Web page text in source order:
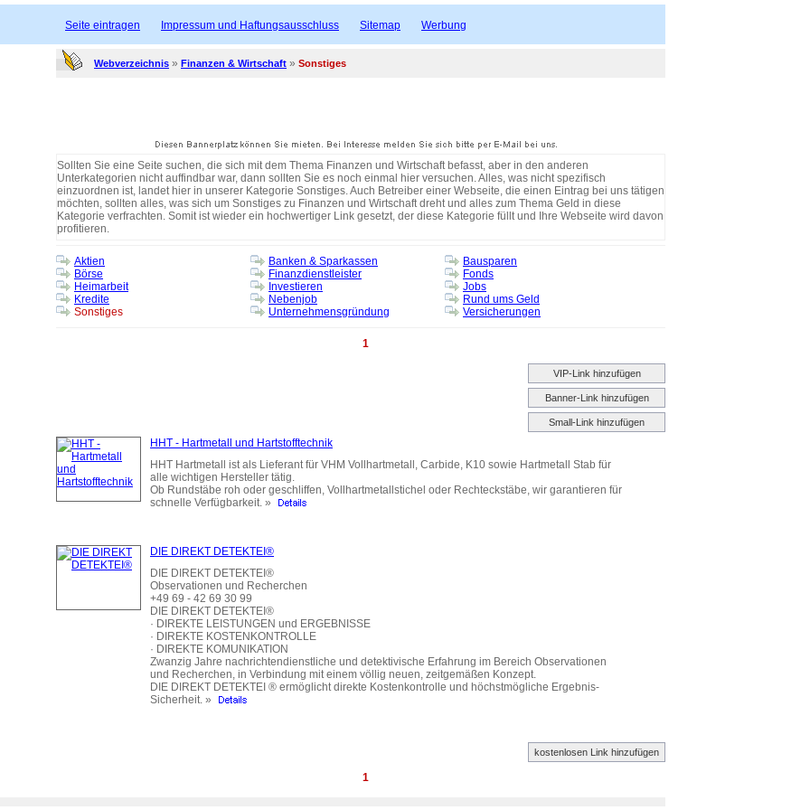
Seite eintragen Impressum und Haftungsausschluss Sitemap Werbung
Webverzeichnis » Finanzen & Wirtschaft » Sonstiges
Sollten Sie eine Seite suchen, die sich mit dem Thema Finanzen und Wirtschaft befasst, aber in den anderen
Unterkategorien nicht auffindbar war, dann sollten Sie es noch einmal hier versuchen. Alles, was nicht spezifisch
einzuordnen ist, landet hier in unserer Kategorie Sonstiges. Auch Betreiber einer Webseite, die einen Eintrag bei uns tätigen
möchten, sollten alles, was sich um Sonstiges zu Finanzen und Wirtschaft dreht und alles zum Thema Geld in diese
Kategorie verfrachten. Somit ist wieder ein hochwertiger Link gesetzt, der diese Kategorie füllt und Ihre Webseite wird davon
profitieren.
Aktien Banken & Sparkassen
Bausparen
Börse
Finanzdienstleister
Fonds
Heimarbeit
Investieren
Jobs
Kredite
Nebenjob
Rund ums Geld
Sonstiges
Unternehmensgründung Versicherungen
1
VIP-Link hinzufügen
Banner-Link hinzufügen
Small-Link hinzufügen
HHT - Hartmetall und Hartstofftechnik
HHT Hartmetall ist als Lieferant für VHM Vollhartmetall, Carbide, K10 sowie Hartmetall Stab für
alle wichtigen Hersteller tätig.
Ob Rundstäbe roh oder geschliffen, Vollhartmetallstichel oder Rechteckstäbe, wir garantieren für
schnelle Verfügbarkeit. »
DIE DIREKT DETEKTEI®
DIE DIREKT DETEKTEI®
Observationen und Recherchen
+49 69 - 42 69 30 99
DIE DIREKT DETEKTEI®
· DIREKTE LEISTUNGEN und ERGEBNISSE
· DIREKTE KOSTENKONTROLLE
· DIREKTE KOMUNIKATION
Zwanzig Jahre nachrichtendienstliche und detektivische Erfahrung im Bereich Observationen
und Recherchen, in Verbindung mit einem völlig neuen, zeitgemäßen Konzept.
DIE DIREKT DETEKTEI ® ermöglicht direkte Kostenkontrolle und höchstmögliche Ergebnis-
Sicherheit. »
kostenlosen Link hinzufügen
1